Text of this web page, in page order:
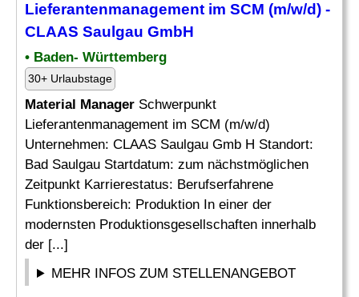
Lieferantenmanagement im SCM (m/w/d) -
CLAAS Saulgau GmbH
• Baden- Württemberg
30+ Urlaubstage
Material Manager Schwerpunkt
Lieferantenmanagement im SCM (m/w/d)
Unternehmen: CLAAS Saulgau Gmb H Standort:
Bad Saulgau Startdatum: zum nächstmöglichen
Zeitpunkt Karrierestatus: Berufserfahrene
Funktionsbereich: Produktion In einer der
modernsten Produktionsgesellschaften innerhalb
der [...]
MEHR INFOS ZUM STELLENANGEBOT